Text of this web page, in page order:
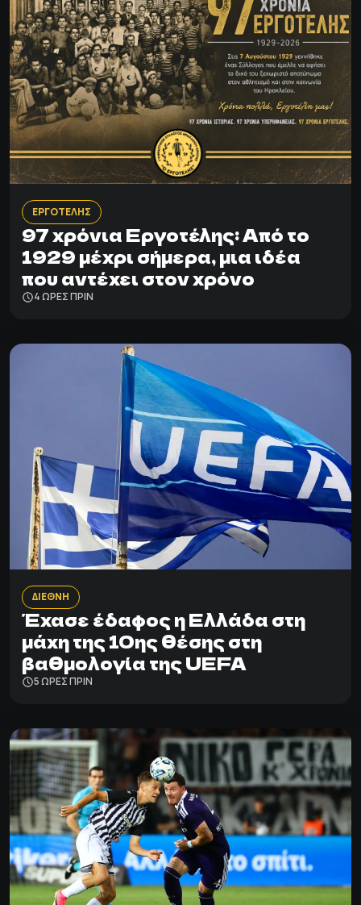
ΕΡΓΟΤΕΛΗΣ
97 χρόνια Εργοτέλης: Από το
1929 μέχρι σήμερα, μια ιδέα
που αντέχει στον χρόνο
4 ΩΡΕΣ ΠΡΙΝ
ΔΙΕΘΝΗ
Έχασε έδαφος η Ελλάδα στη
μάχη της 10ης θέσης στη
βαθμολογία της UEFA
5 ΩΡΕΣ ΠΡΙΝ